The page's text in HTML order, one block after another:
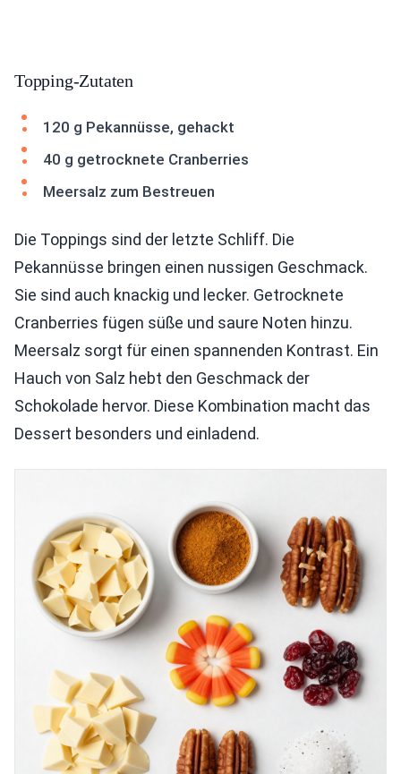
Topping-Zutaten
120 g Pekannüsse, gehackt
40 g getrocknete Cranberries
Meersalz zum Bestreuen
Die Toppings sind der letzte Schliff. Die
Pekannüsse bringen einen nussigen Geschmack.
Sie sind auch knackig und lecker. Getrocknete
Cranberries fügen süße und saure Noten hinzu.
Meersalz sorgt für einen spannenden Kontrast. Ein
Hauch von Salz hebt den Geschmack der
Schokolade hervor. Diese Kombination macht das
Dessert besonders und einladend.